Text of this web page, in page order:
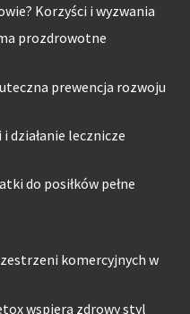
Korzyści i wyzwania
prozdrowotne
prewencja rozwoju
działanie lecznicze
do posiłków pełne
komercyjnych w
wspiera zdrowy styl